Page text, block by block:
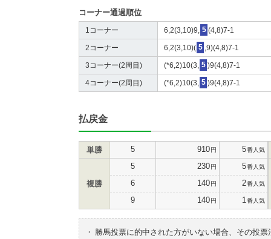
コーナー通過順位
1コーナー 6,2(3,10)9, 5 (4,8)7-1
2コーナー 6,2(3,10)( 5 ,9)(4,8)7-1
3コーナー(2周目) (*6,2)10(3, 5 )9(4,8)7-1
4コーナー(2周目) (*6,2)10(3, 5 )9(4,8)7-1
払戻金
単勝 5 910円 5番人気
複勝
5 230円 5番人気
6 140円 2番人気
9 140円 1 番人気
・
勝馬投票に的中された方がいない場合、その投